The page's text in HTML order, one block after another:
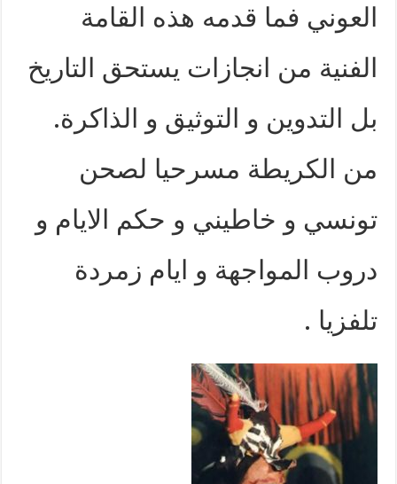
العوني فما قدمه هذه القامة
الفنية من انجازات يستحق التاريخ
بل التدوين و التوثيق و الذاكرة.
من الكريطة مسرحيا لصحن
تونسي و خاطيني و حكم الايام و
دروب المواجهة و ايام زمردة
تلفزيا .